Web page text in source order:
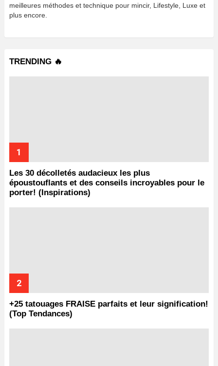
meilleures méthodes et technique pour mincir, Lifestyle, Luxe et
plus encore.
TRENDING 🔥
Les 30 décolletés audacieux les plus
époustouflants et des conseils incroyables pour le
porter! (Inspirations)
+25 tatouages ​​FRAISE parfaits et leur signification!
(Top Tendances)